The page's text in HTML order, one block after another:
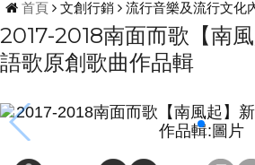
首頁 文創行銷 流行音樂及流行文化
2017-2018南面而歌【南
語歌原創歌曲作品輯